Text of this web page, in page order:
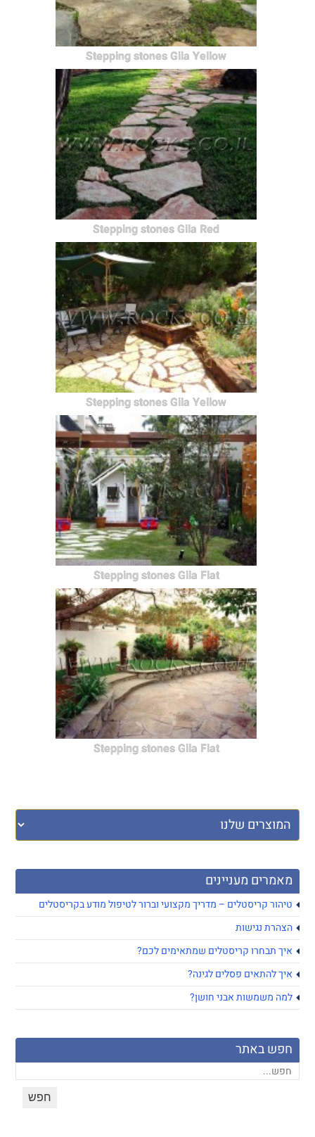
מאמרים מעניינים
טיהור קריסטלים – מדריך מקצועי וברור לטיפול מודע בקריסטלים
הצהרת נגישות
איך תבחרו קריסטלים שמתאימים לכם?
איך להתאים פסלים לגינה?
למה משמשות אבני חושן?
חפש באתר
Stepping stones Gila Yellow
Stepping stones Gila Red
Stepping stones Gila Yellow
Stepping stones Gila Flat
Stepping stones Gila Flat